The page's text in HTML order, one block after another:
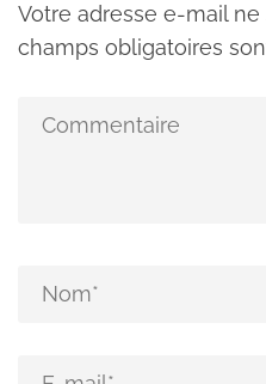
Votre adresse e-mail
champs obligatoires